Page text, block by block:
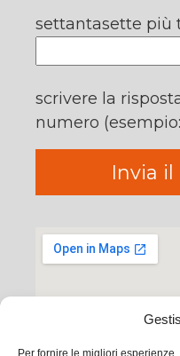
Per fornire le migliori
settantasette più
scrivere la
numero